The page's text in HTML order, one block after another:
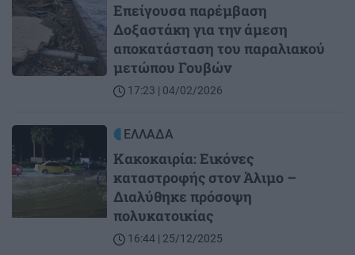
Επείγουσα παρέμβαση
Δοξαστάκη για την άμεση
αποκατάσταση του παραλιακού
μετώπου Γουβών
17:23 | 04/02/2026
Image ΕΛΛΑΔΑ
Κακοκαιρία: Εικόνες
καταστροφής στον Άλιμο –
Διαλύθηκε πρόσοψη
πολυκατοικίας
16:44 | 25/12/2025